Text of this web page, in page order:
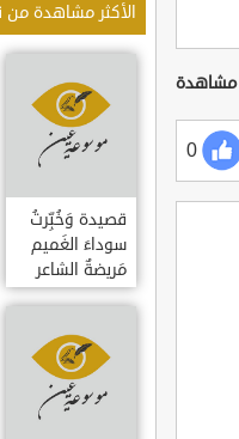
0
الأكثر مشاهدة
قصيدة وَخُبِّرتُ
سوداءَ الغَميم
مَريضةٌ الشاعر
العوام بن عقبة